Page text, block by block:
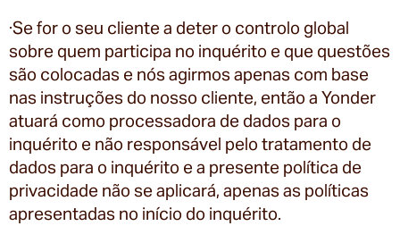
·Se for o seu cliente a deter o controlo global
sobre quem participa no inquérito e que questões
são colocadas e nós agirmos apenas com base
nas instruções do nosso cliente, então a Yonder
atuará como processadora de dados para o
inquérito e não responsável pelo tratamento de
dados para o inquérito e a presente política de
privacidade não se aplicará, apenas as políticas
apresentadas no início do inquérito.